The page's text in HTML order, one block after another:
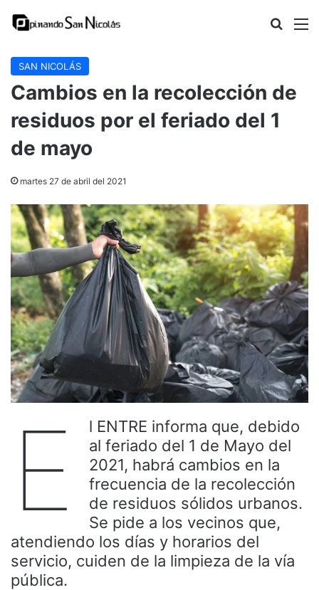
Buscar
SAN NICOLÁS
Cambios en la recolección de
residuos por el feriado del 1
de mayo
martes 27 de abril del 2021
E
l ENTRE informa que, debido
al feriado del 1 de Mayo del
2021, habrá cambios en la
frecuencia de la recolección
de residuos sólidos urbanos.
Se pide a los vecinos que,
atendiendo los días y horarios del
servicio, cuiden de la limpieza de la vía
pública.